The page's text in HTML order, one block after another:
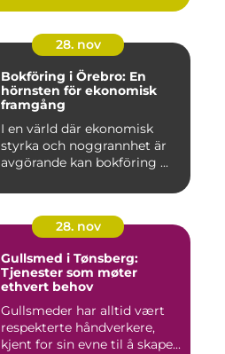
28. nov
Bokföring i Örebro: En
hörnsten för ekonomisk
framgång
I en värld där ekonomisk
styrka och noggrannhet är
avgörande kan bokföring ...
28. nov
Gullsmed i Tønsberg:
Tjenester som møter
ethvert behov
Gullsmeder har alltid vært
respekterte håndverkere,
kjent for sin evne til å skape...